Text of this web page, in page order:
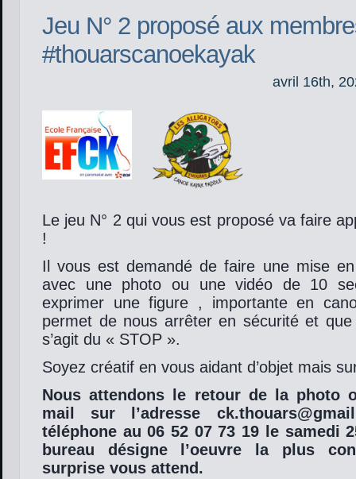
Jeu N° 2 proposé aux
#thouarscanoekayak
avril 16th,
Le jeu N° 2 qui vous est proposé va faire
!
Il vous est demandé de faire une mise
avec une photo ou une vidéo de 10
exprimer une figure , importante en
permet de nous arrêter en sécurité et
s’agit du « STOP ».
Soyez créatif en vous aidant d’objet mais
Nous attendons le retour de la photo
mail sur l’adresse
téléphone au 06 52 07 73 19 le samedi
bureau désigne l’oeuvre la plus
surprise vous attend.